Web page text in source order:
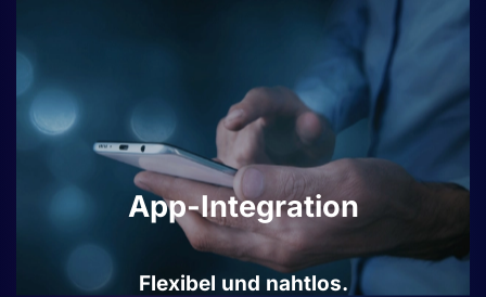
App-Integration
Flexibel und nahtlos.